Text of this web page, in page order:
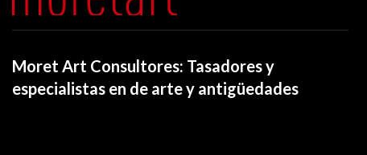
Moret Art Consultores: Tasadores y
especialistas en de arte y antigüedades